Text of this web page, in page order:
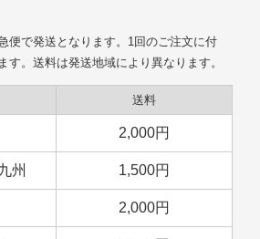
便で発送となります。1回のご注文に付
す。送料は発送地域により異なります。
送料
2,000円
州 1,500円
2,000円